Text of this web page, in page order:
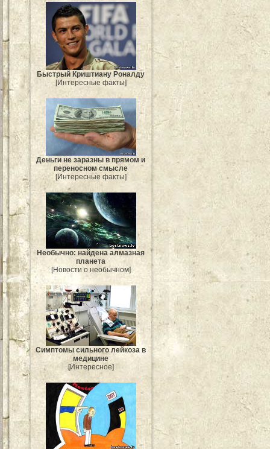
Быстрый Криштиану Роналду
[Интересные факты]
Деньги не заразны в прямом и
переносном смысле
[Интересные факты]
Необычно: найдена алмазная
планета
[Новости о необычном]
Симптомы сильного лейкоза в
медицине
[Интересное]